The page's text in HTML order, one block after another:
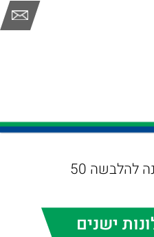
פינה להלבשה 50
ישנים